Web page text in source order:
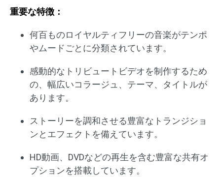
重要な特徴：
何百ものロイヤルティフリーの音楽がテンポ
やムードごとに分類されています。
感動的なトリビュートビデオを制作するため
の、幅広いコラージュ、テーマ、タイトルが
あります。
ストーリーを調和させる豊富なトランジショ
ンとエフェクトを備えています。
HD動画、DVDなどの再生を含む豊富な共有オ
プションを搭載しています。